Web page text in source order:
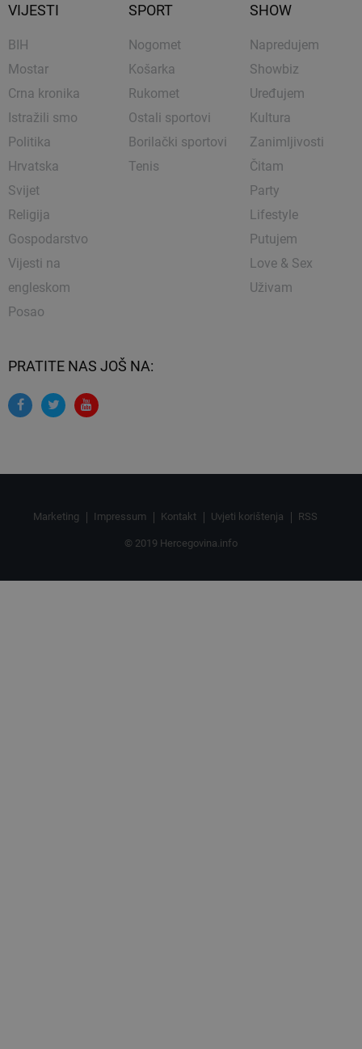
VIJESTI
BIH
Mostar
Crna kronika
Istražili smo
Politika
Hrvatska
Svijet
Religija
Gospodarstvo
Vijesti na
engleskom
Posao
SPORT
Nogomet
Košarka
Rukomet
Ostali sportovi
Borilački sportovi
Tenis
SHOW
Napredujem
Showbiz
Uređujem
Kultura
Zanimljivosti
Čitam
Party
Lifestyle
Putujem
Love & Sex
Uživam
PRATITE NAS JOŠ NA:
Marketing Impressum Kontakt Uvjeti korištenja RSS
© 2019 Hercegovina.info